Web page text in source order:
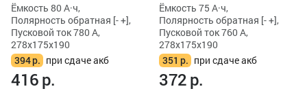
Ёмкость 80 А·ч,
Полярность обратная [- +],
Пусковой ток 780 А,
278x175x190
394р. при сдаче акб
416р.
Ёмкость 75 А·ч,
Полярность обратная [- +],
Пусковой ток 760 А,
278x175x190
351 р. при сдаче акб
372р.